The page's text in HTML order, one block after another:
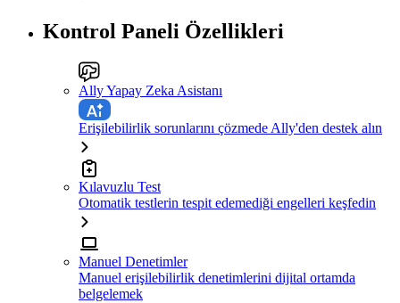
Kontrol Paneli Özellikleri
Ally Yapay Zeka Asistanı
Erişilebilirlik sorunlarını çözmede Ally'den destek alın
Kılavuzlu Test
Otomatik testlerin tespit edemediği engelleri keşfedin
Manuel Denetimler
Manuel erişilebilirlik denetimlerini dijital ortamda
belgelemek